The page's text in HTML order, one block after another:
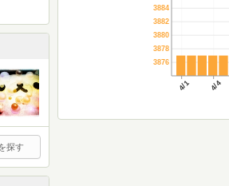
4/1 4/4
3876
3878
3880
3882
3884
探す